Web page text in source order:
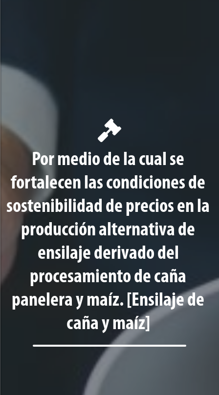
Por medio de la cual se
fortalecen las condiciones de
sostenibilidad de precios en la
producción alternativa de
ensilaje derivado del
procesamiento de caña
panelera y maíz. [Ensilaje de
caña y maíz]